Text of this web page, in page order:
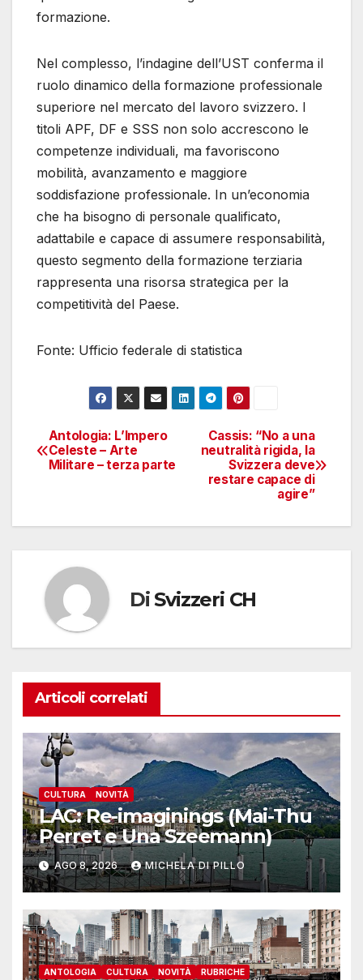
formazione.
Nel complesso, l’indagine dell’UST conferma il
ruolo dinamico della formazione professionale
superiore nel mercato del lavoro svizzero. I
titoli APF, DF e SSS non solo accrescono le
competenze individuali, ma favoriscono
mobilità, avanzamento e maggiore
soddisfazione professionale. In un’economia
che ha bisogno di personale qualificato,
adattabile e capace di assumere responsabilità,
questo segmento della formazione terziaria
rappresenta una risorsa strategica per la
competitività del Paese.
Fonte: Ufficio federale di statistica
Navigazione
articoli
Cassis: “No a una
neutralità rigida, la
Svizzera deve
restare capace di
agire”
Antologia: L’Impero
Celeste – Arte
Militare – terza parte
Di Svizzeri CH
Articoli correlati
CULTURA NOVITÀ
LAC: Re-imaginings (Mai-Thu
Perret e Una Szeemann)
AGO 8, 2026 MICHELA DI PILLO
ANTOLOGIA CULTURA NOVITÀ RUBRICHE